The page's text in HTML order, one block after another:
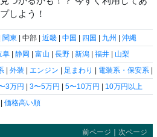
しよう！
関東 | 中部 | 近畿 | 中国 | 四国 | 九州 | 沖縄
阜 | 静岡 | 富山 | 長野 | 新潟 | 福井 | 山梨
| 外装 | エンジン | 足まわり | 電装系・保安系 |
3万円 | 3〜5万円 | 5〜10万円 | 10万円以上
価格高い順
前ページ 次ページ